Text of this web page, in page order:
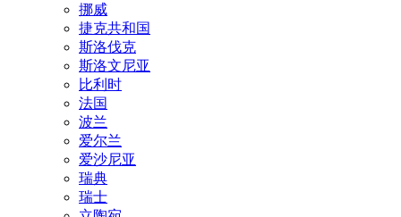
挪威
捷克共和国
斯洛伐克
斯洛文尼亚
比利时
法国
波兰
爱尔兰
爱沙尼亚
瑞典
瑞士